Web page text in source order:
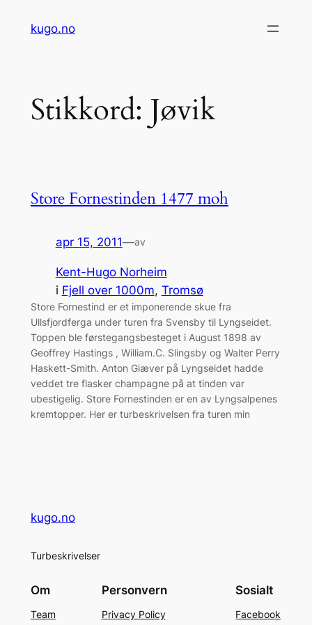
kugo.no
Stikkord: Jøvik
Store Fornestinden 1477 moh
apr 15, 2011—av
Kent-Hugo Norheim
i Fjell over 1000m, Tromsø
Store Fornestind er et imponerende skue fra
Ullsfjordferga under turen fra Svensby til Lyngseidet.
Toppen ble førstegangsbesteget i August 1898 av
Geoffrey Hastings , William.C. Slingsby og Walter Perry
Haskett-Smith. Anton Giæver på Lyngseidet hadde
veddet tre flasker champagne på at tinden var
ubestigelig. Store Fornestinden er en av Lyngsalpenes
kremtopper. Her er turbeskrivelsen fra turen min
kugo.no
Turbeskrivelser
Om
Team
Personvern
Privacy Policy
Sosialt
Facebook